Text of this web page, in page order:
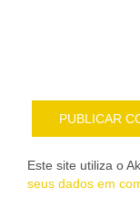
Este site utiliza o
seus dados em